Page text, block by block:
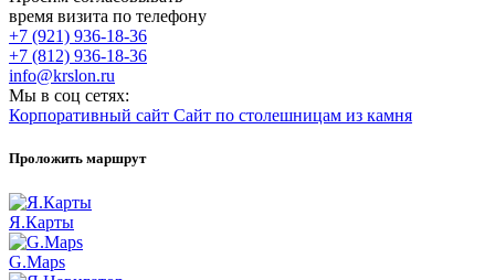
время визита по телефону
+7 (921) 936-18-36
+7 (812) 936-18-36
info@krslon.ru
Мы в соц сетях:
Корпоративный сайт Сайт по столешницам из камня
Проложить маршрут
Я.Карты
G.Maps